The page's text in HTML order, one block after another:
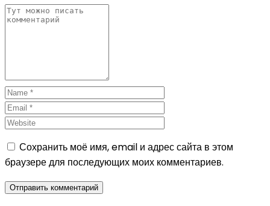
Сохранить моё имя, email и адрес сайта в этом
браузере для последующих моих комментариев.